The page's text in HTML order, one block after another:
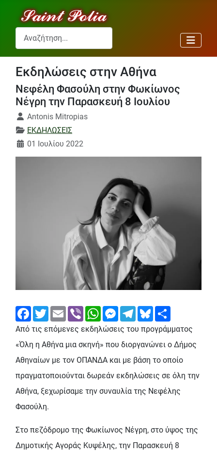
Αναζήτηση...
Εκδηλώσεις στην Αθήνα
Νεφέλη Φασούλη στην Φωκίωνος
Νέγρη την Παρασκευή 8 Ιουλίου
Λεπτομέρειες
Antonis Mitropias
ΕΚΔΗΛΩΣΕΙΣ
01 Ιουλίου 2022
FacebookTwitterEmail Viber WhatsAppMessengerTelegramBluesky
Από τις επόμενες εκδηλώσεις του προγράμματος
«Όλη η Αθήνα μια σκηνή» που διοργανώνει ο Δήμος
Αθηναίων με τον ΟΠΑΝΔΑ και με βάση το οποίο
πραγματοποιούνται δωρεάν εκδηλώσεις σε όλη την
Αθήνα, ξεχωρίσαμε την συναυλία της Νεφέλης
Φασούλη.
Στο πεζόδρομο της Φωκίωνος Νέγρη, στο ύψος της
Δημοτικής Αγοράς Κυψέλης, την Παρασκευή 8